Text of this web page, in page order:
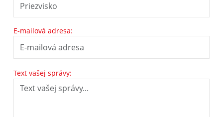
E-mailová adresa:
Text vašej správy: